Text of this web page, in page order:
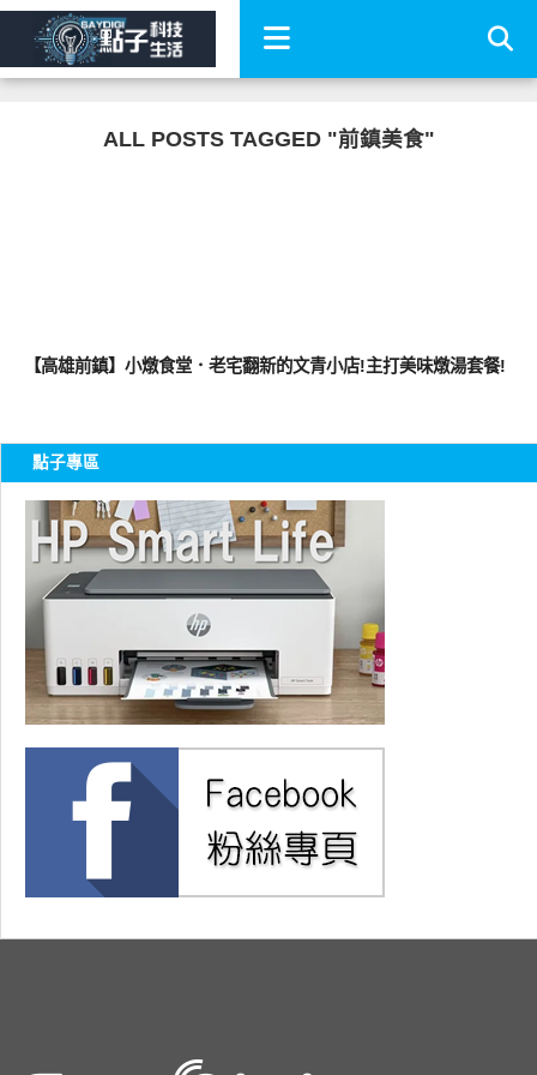
ALL POSTS TAGGED "前鎮美食"
【高雄前鎮】小燉食堂．老宅翻新的文青小店!主打美味燉湯套餐!
點子專區